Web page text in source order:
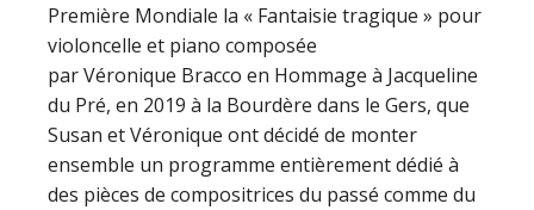
Première Mondiale la « Fantaisie tragique » pour
violoncelle et piano composée
par Véronique Bracco en Hommage à Jacqueline
du Pré, en 2019 à la Bourdère dans le Gers, que
Susan et Véronique ont décidé de monter
ensemble un programme entièrement dédié à
des pièces de compositrices du passé comme du